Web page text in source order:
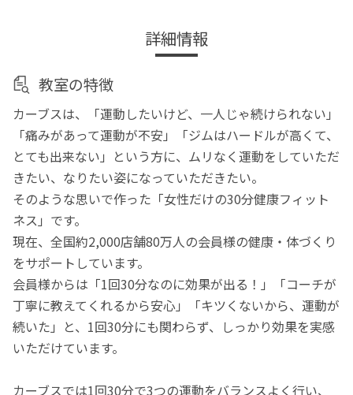
詳細情報
教室の特徴
カーブスは、「運動したいけど、一人じゃ続けられない」
「痛みがあって運動が不安」「ジムはハードルが高くて、
とても出来ない」という方に、ムリなく運動をしていただ
きたい、なりたい姿になっていただきたい。
そのような思いで作った「女性だけの30分健康フィット
ネス」です。
現在、全国約2,000店舗80万人の会員様の健康・体づくり
をサポートしています。
会員様からは「1回30分なのに効果が出る！」「コーチが
丁寧に教えてくれるから安心」「キツくないから、運動が
続いた」と、1回30分にも関わらず、しっかり効果を実感
いただけています。
カーブスでは1回30分で3つの運動をバランスよく行い、